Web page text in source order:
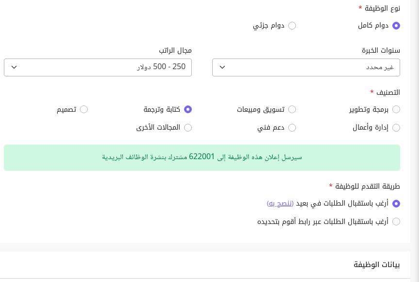
نوع الوظيفة *
دوام كامل
دوام جزئي
سنوات الخبرة
غير محدد
مجال الراتب
250 - 500 دولار
التصنيف *
برمجة وتطوير
تسويق ومبيعات كتابة وترجمة
تصميم
إدارة وأعمال
دعم فني المجالات الأخرى
سيرسل إعلان هذه الوظيفة إلى 622001 مشترك بنشرة الوظائف البريدية
طريقة التقدم للوظيفة *
أرغب باستقبال الطلبات في بعيد(ننصح به)
أرغب باستقبال الطلبات عبر رابط أقوم بتحديده
بيانات الوظيفة